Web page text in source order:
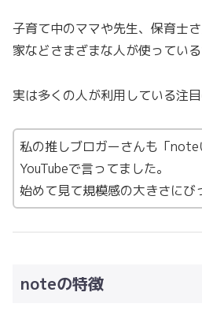
子育て中のママや先生、保育士
家などさまざまな人が使っている
実は多くの人が利用している注
私の推しブロガーさんも「note
YouTubeで言ってました。
始めて見て規模感の大きさにび
noteの特徴